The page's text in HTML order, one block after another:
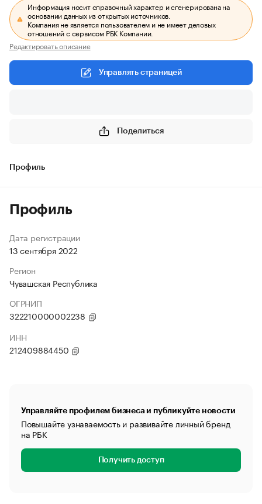
Информация носит справочный характер и сгенерирована на
основании данных из открытых источников.
Компания не является пользователем и не имеет деловых
отношений с сервисом РБК Компании.
Редактировать описание
Управлять страницей
Поделиться
Профиль
Профиль
Дата регистрации
13 сентября 2022
Регион
Чувашская Республика
ОГРНИП
322210000002238
ИНН
212409884450
Управляйте профилем бизнеса и публикуйте новости
Повышайте узнаваемость и развивайте личный бренд
на РБК
Получить доступ